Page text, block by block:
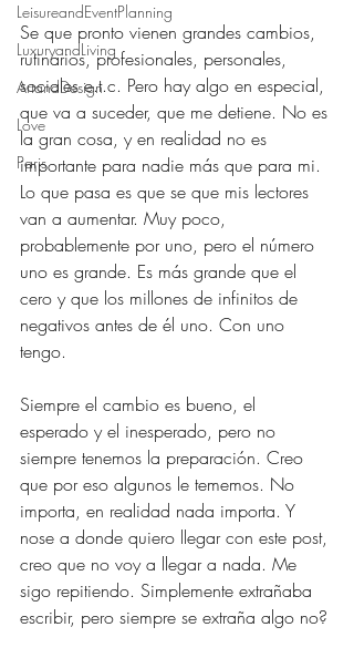
LeisureandEventPlanning
LuxuryandLiving
ArtandDesign
Love
Paris
Se que pronto vienen grandes cambios,
rutinarios, profesionales, personales,
sociales e.t.c. Pero hay algo en especial,
que va a suceder, que me detiene. No es
la gran cosa, y en realidad no es
importante para nadie más que para mi.
Lo que pasa es que se que mis lectores
van a aumentar. Muy poco,
probablemente por uno, pero el número
uno es grande. Es más grande que el
cero y que los millones de infinitos de
negativos antes de él uno. Con uno
tengo.
Siempre el cambio es bueno, el
esperado y el inesperado, pero no
siempre tenemos la preparación. Creo
que por eso algunos le tememos. No
importa, en realidad nada importa. Y
nose a donde quiero llegar con este post,
creo que no voy a llegar a nada. Me
sigo repitiendo. Simplemente extrañaba
escribir, pero siempre se extraña algo no?